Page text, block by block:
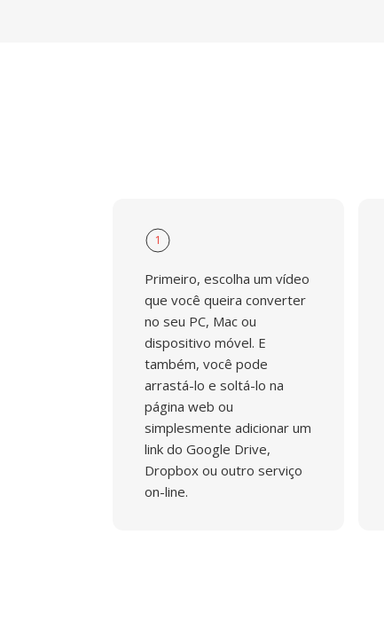
1
Primeiro, escolha um vídeo
que você queira converter
no seu PC, Mac ou
dispositivo móvel. E
também, você pode
arrastá-lo e soltá-lo na
página web ou
simplesmente adicionar um
link do Google Drive,
Dropbox ou outro serviço
on-line.